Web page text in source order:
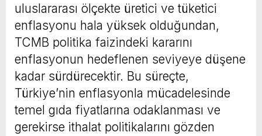
uluslararası ölçekte üretici ve tüketici
enflasyonu hala yüksek olduğundan,
TCMB politika faizindeki kararını
enflasyonun hedeflenen seviyeye düşene
kadar sürdürecektir. Bu süreçte,
Türkiye’nin enflasyonla mücadelesinde
temel gıda fiyatlarına odaklanması ve
gerekirse ithalat politikalarını gözden